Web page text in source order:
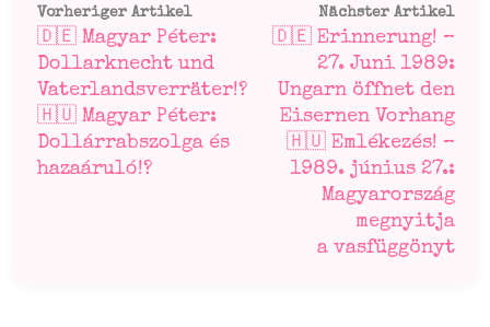
Beitragsnavigation
Vorheriger ArtikelVorheriger
Artikel:
🇩🇪 Magyar Péter:
Dollarknecht und
Vaterlandsverräter!?
🇭🇺 Magyar Péter:
Dollárrabszolga és
hazaáruló!?
Nächster Artikel
🇩🇪 Erinnerung! –
27. Juni 1989:
Ungarn öffnet den
Eisernen Vorhang
🇭🇺 Emlékezés! –
1989. június 27.:
Magyarország
megnyitja
a vasfüggönyt